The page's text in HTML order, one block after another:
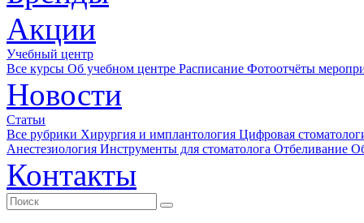
Акции
Учебный центр
Все курсы Об учебном центре Расписание Фотоотчёты
Новости
Статьи
Все рубрики Хирургия и имплантология Цифровая
Анестезиология Инструменты для стоматолога Отбеливание
Контакты